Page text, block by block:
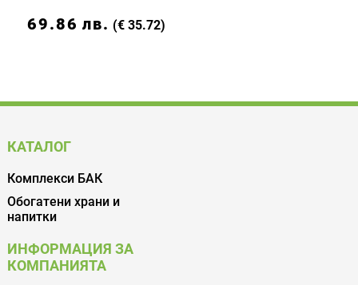
69.86 лв. (€ 35.72)
КАТАЛОГ
Комплекси БАК
Обогатени храни и
напитки
ИНФОРМАЦИЯ ЗА
КОМПАНИЯТА